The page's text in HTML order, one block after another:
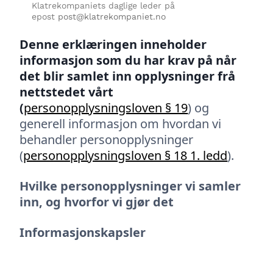
Klatrekompaniets daglige leder på
epost post@klatrekompaniet.no
Denne erklæringen inneholder
informasjon som du har krav på når
det blir samlet inn opplysninger frå
nettstedet vårt
(personopplysningsloven § 19) og
generell informasjon om hvordan vi
behandler personopplysninger
(personopplysningsloven § 18 1. ledd).
Hvilke personopplysninger vi samler
inn, og hvorfor vi gjør det
Informasjonskapsler